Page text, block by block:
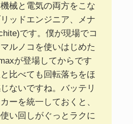
械と電気の両方をこな
ッドエンジニア、メナ
です。僕が現場でコ
ルノコを使いはじめた
が登場してからです
比べても回転落ちをほ
ないですね。バッテリ
ーを統一しておくと、
い回しがぐっとラクに